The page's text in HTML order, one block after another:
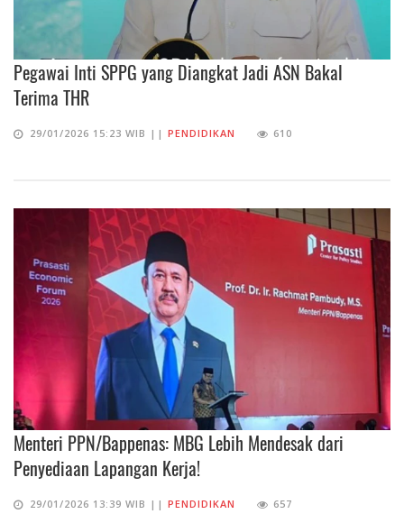
Pegawai Inti SPPG yang Diangkat Jadi ASN Bakal
Terima THR
29/01/2026 15:23 WIB || PENDIDIKAN 610
Menteri PPN/Bappenas: MBG Lebih Mendesak dari
Penyediaan Lapangan Kerja!
29/01/2026 13:39 WIB || PENDIDIKAN 657